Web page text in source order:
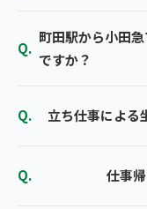
町田駅から小田
ですか？
立ち仕事による
仕事